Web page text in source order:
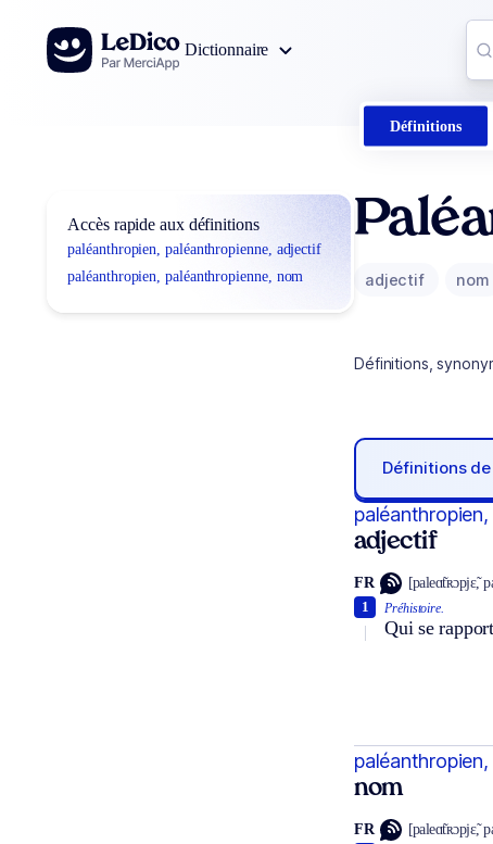
Aller au contenu
Dictionnaire
Définitions
Accès rapide aux définitions
paléanthropien, paléanthropienne, adjectif
paléanthropien, paléanthropienne, nom
adjectif nom
Définitions,
Définitions de
adjectif
FR [paleɑ̃tʀɔpjɛ̃,
Préhistoire.
Qui se
1
nom
FR [paleɑ̃tʀɔpjɛ̃,